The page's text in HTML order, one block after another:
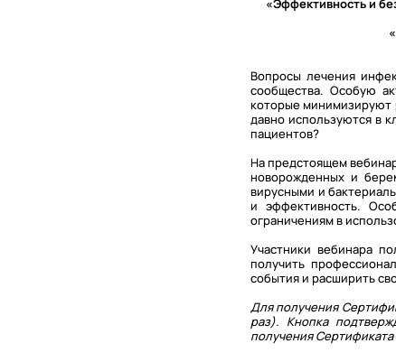
«Эффективность и
Вопросы лечения
сообщества. Особую
которые минимизируют
давно используются в
пациентов?
На предстоящем
новорожденных и
вирусными и
и эффективность.
ограничениям в
Участники вебинара
получить
события и расширить
Для получения
раз). Кнопка
получения